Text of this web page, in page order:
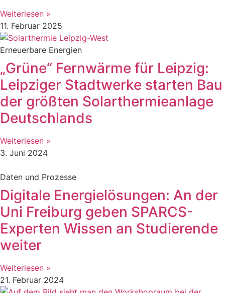
Weiterlesen »
11. Februar 2025
Erneuerbare Energien
„Grüne“ Fernwärme für Leipzig:
Leipziger Stadtwerke starten Bau
der größten Solarthermieanlage
Deutschlands
Weiterlesen »
3. Juni 2024
Daten und Prozesse
Digitale Energielösungen: An der
Uni Freiburg geben SPARCS-
Experten Wissen an Studierende
weiter
Weiterlesen »
21. Februar 2024